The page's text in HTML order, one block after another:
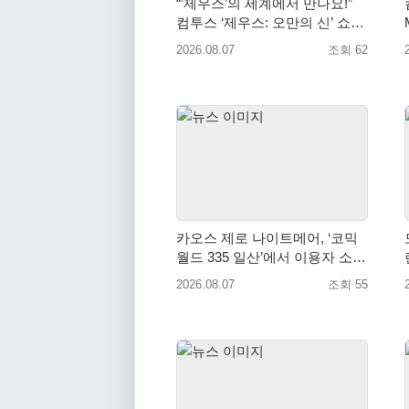
컴투스 ‘제우스: 오만의 신’ 쇼케
이스 찾은 배우 박지현
2026.08.07 조회 62
카오스 제로 나이트메어, ‘코믹
월드 335 일산’에서 이용자 소통
예고
2026.08.07 조회 55